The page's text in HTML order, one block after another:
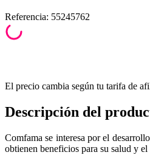
Referencia: 55245762
El precio cambia según tu tarifa de
Descripción del
Comfama se interesa por el
obtienen beneficios para su salud y